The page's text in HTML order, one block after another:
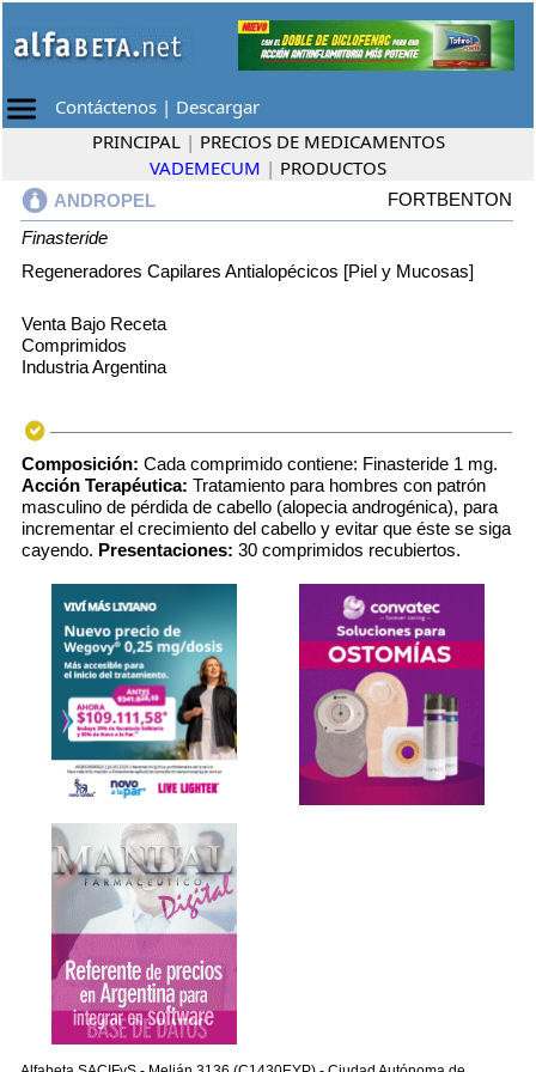
Contáctenos | Descargar
PRINCIPAL | PRECIOS DE MEDICAMENTOS
VADEMECUM | PRODUCTOS
ANDROPEL
FORTBENTON
Finasteride
Regeneradores Capilares Antialopécicos [Piel y Mucosas]
Venta Bajo Receta
Comprimidos
Industria Argentina
Composición: Cada comprimido contiene: Finasteride 1 mg.
Acción Terapéutica: Tratamiento para hombres con patrón
masculino de pérdida de cabello (alopecia androgénica), para
incrementar el crecimiento del cabello y evitar que éste se siga
cayendo. Presentaciones: 30 comprimidos recubiertos.